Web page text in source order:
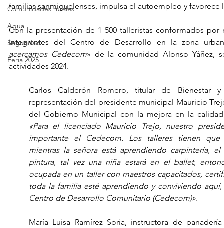
Comunidades rurales
Agua
Seguridad
Feria 2025
familias sanmiguelenses, impulsa el autoempleo y favorece
Con la presentación de 1 500 talleristas conformados por
integrantes del Centro de Desarrollo en la zona
acercamos Cedecom» de la comunidad Alonso Yáñez,
actividades 2024.
Carlos Calderón Romero, titular de Bienestar
representación del presidente municipal Mauricio
del Gobierno Municipal con la mejora en la
«Para el licenciado Mauricio Trejo, nuestro
importante el Cedecom. Los talleres tienen que
mientras la señora está aprendiendo carpintería,
pintura, tal vez una niña estará en el ballet,
ocupada en un taller con maestros capacitados,
toda la familia esté aprendiendo y conviviendo
Centro de Desarrollo Comunitario (Cedecom)».
María Luisa Ramírez Soria, instructora de